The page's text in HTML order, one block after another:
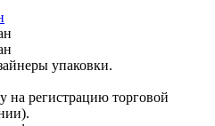
упаковки.
на регистрацию торговой